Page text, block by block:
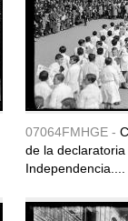
07064FMHGE -
de la
Independencia....